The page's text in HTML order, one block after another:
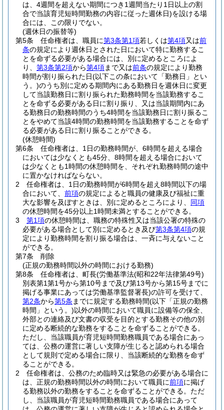
は、4週間を超えない期間につき1週間当たり1日以上の割
合で当該育児短時間勤務の内容に従った週休日)を設ける場
合には、この限りでない。
(週休日の振替等)
第5条
任命権者は、職員に第3条第1項若しくは第4項又は前
条の規定により週休日とされた日において特に勤務するこ
とを命ずる必要がある場合には、別に定めるところによ
り、 第3条第2項から第4項まで又は前条の規定により勤務
時間が割り振られた日(以下この条において「勤務日」とい
う。)のうち別に定める期間内にある勤務日を週休日に変更
して当該勤務日に割り振られた勤務時間を当該勤務するこ
とを命ずる必要がある日に割り振り、又は当該期間内にあ
る勤務日の勤務時間のうち4時間を当該勤務日に割り振るこ
とをやめて当該4時間の勤務時間を当該勤務することを命ず
る必要がある日に割り振ることができる。
(休憩時間)
第6条
任命権者は、1日の勤務時間が、6時間を超える場合
においては少なくとも45分、8時間を超える場合において
は少なくとも1時間の休憩時間を、それぞれ勤務時間の途中
に置かなければならない。
2
任命権者は、1日の勤務時間が6時間を超え8時間以下の場
合において、 前項の規定によると職員の健康及び福祉に重
大な影響を及ぼすときは、別に定めるところにより、 同項
の休憩時間を45分以上1時間未満とすることができる。
3
第1項の休憩時間は、職務の特殊性又は当該公署の特殊の
必要がある場合として別に定めるとき及び第3条第4項の規
定により勤務時間を割り振る場合は、一斉に与えないこと
ができる。
第7条
削除
(正規の勤務時間以外の時間における勤務)
第8条
任命権者は、町長(労働基準法(昭和22年法律第49号)
別表第1第1号から第10号まで及び第13号から第15号までに
掲げる事業にあっては労働基準監督署長)の許可を受けて、
第2条から第5条 までに規定する勤務時間(以下「正規の勤務
時間」という。)以外の時間において職員に設備等の保全、
外部との連絡及び文書の収受を目的とする勤務その他の別
に定める断続的な勤務をすることを命ずることができる。
ただし、当該職員が育児短時間勤務職員である場合にあっ
ては、公務の運営に著しい支障が生じると認められる場合
として規則で定める場合に限り、当該断続的な勤務を命ず
ることができる。
2
任命権者は、公務のため臨時又は緊急の必要がある場合に
は、正規の勤務時間以外の時間において職員に前項に掲げ
る勤務以外の勤務をすることを命ずることができる。 ただ
し、当該職員が育児短時間勤務職員である場合にあって